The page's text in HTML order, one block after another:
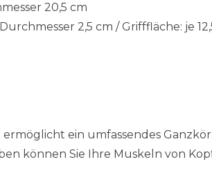
20,5 cm
2,5 cm / Grifffläche: je
ermöglicht ein umfassendes
können Sie Ihre Muskeln von